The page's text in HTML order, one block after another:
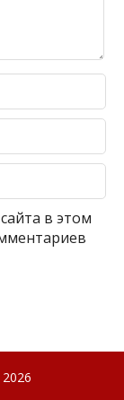
в этом